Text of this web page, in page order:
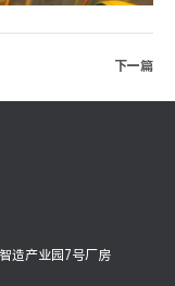
下一篇
造产业园7号厂房